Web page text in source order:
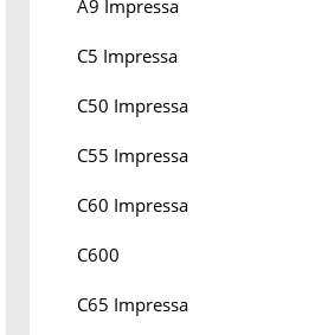
A9 Impressa
C5 Impressa
C50 Impressa
C55 Impressa
C60 Impressa
C600
C65 Impressa